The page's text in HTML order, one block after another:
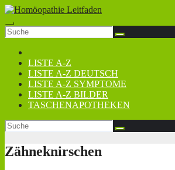
Zum
Inhalt
springen
LISTE A-Z
LISTE A-Z DEUTSCH
LISTE A-Z SYMPTOME
LISTE A-Z BILDER
TASCHENAPOTHEKEN
Zähneknirschen